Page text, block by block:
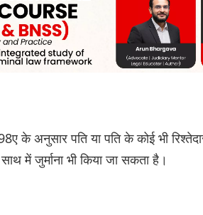
के अनुसार पति या पति के कोई भी
में जुर्माना भी किया जा सकता है।